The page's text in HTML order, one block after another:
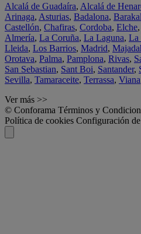
Alcalá de Guadaíra, Alcalá de
Arinaga, Asturias, Badalona,
Castellón, Chafiras, Cordoba, Elche,
Almería, La Coruña, La Laguna, La
Lleida, Los Barrios, Madrid,
Orotava, Palma, Pamplona, Rivas,
San Sebastian, Sant Boi, Santander,
Sevilla, Tamaraceite, Terrassa, Viana
Ver más >>
© Conforama Términos y
Política de cookies Configuración